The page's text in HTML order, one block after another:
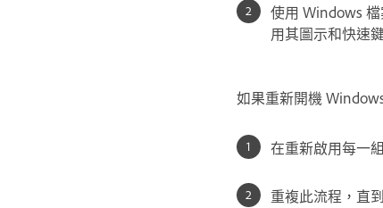
使用 Windows
用其圖示和快速
如果重新開機
在重新啟用每一
重複此流程，直